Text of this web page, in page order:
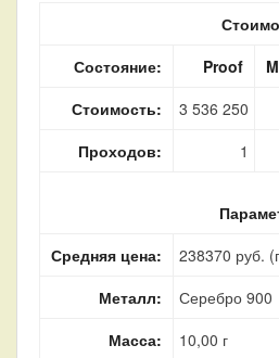
Состояние:
Proof
Стоимость:
3 536 250
Проходов:
1
Средняя цена:
238370 руб.
Металл:
Серебро 900
Масса:
10,00 г